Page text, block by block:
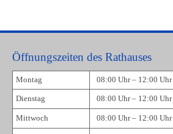
Öffnungszeiten des Rathauses
Montag 08:00 Uhr – 12:00 Uhr
Dienstag 08:00 Uhr – 12:00 Uhr
Mittwoch 08:00 Uhr – 12:00 Uhr